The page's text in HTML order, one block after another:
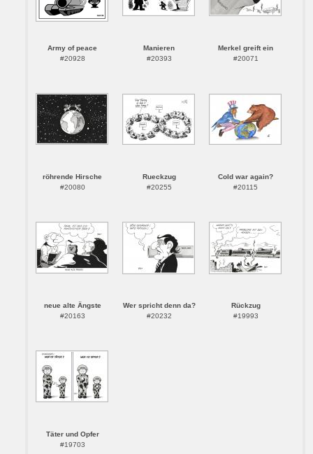
Army of peace
#20928
Manieren
#20393
Merkel greift ein
#20071
röhrende Hirsche
#20080
Rueckzug
#20255
Cold war again?
#20115
neue alte Ängste
#20163
Wer spricht denn da?
#20232
Rückzug
#19993
Täter und Opfer
#19703